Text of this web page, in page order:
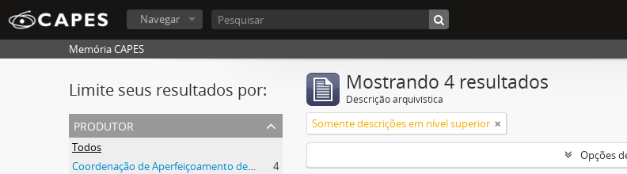
Navegar
Memória CAPES
Limite seus resultados por:
produtor
Todos
Coordenação de Aperfeiçoamento de Pessoal de Nível Superior (CAPES)
4
Mostrando 4 resultados
Descrição arquivística
Somente descrições em nível superior
Opções